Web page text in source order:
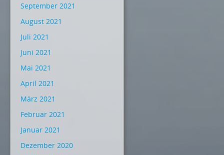
September 2021
August 2021
Juli 2021
Juni 2021
Mai 2021
April 2021
März 2021
Februar 2021
Januar 2021
Dezember 2020